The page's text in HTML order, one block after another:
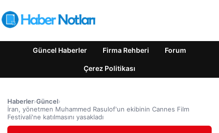
Güncel Haberler Firma Rehberi Forum
Çerez Politikası
Haberler›Güncel›
İran, yönetmen Muhammed Rasulof'un ekibinin Cannes Film
Festivali'ne katılmasını yasakladı